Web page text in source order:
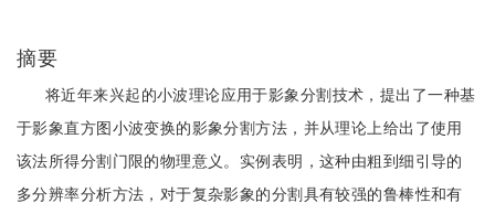
摘要
将近年来兴起的小波理论应用于影象分割技术，提出了一种基
于影象直方图小波变换的影象分割方法，并从理论上给出了使用
该法所得分割门限的物理意义。实例表明，这种由粗到细引导的
多分辨率分析方法，对于复杂影象的分割具有较强的鲁棒性和有